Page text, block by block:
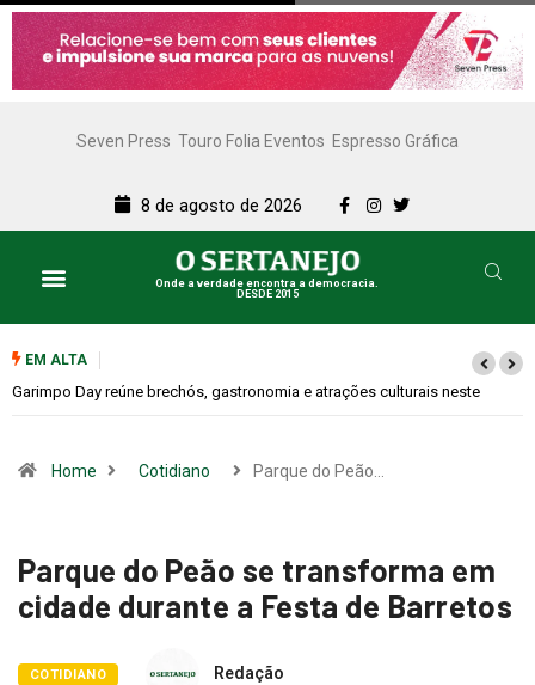
Seven Press Touro Folia Eventos Espresso Gráfica
8 de agosto de 2026
Onde a verdade encontra a democracia.
DESDE 2015
EM ALTA
Bugonia transforma paranoia e conspiração em um suspense
Home Cotidiano Parque do Peão…
Parque do Peão se transforma em
cidade durante a Festa de Barretos
COTIDIANO Redação